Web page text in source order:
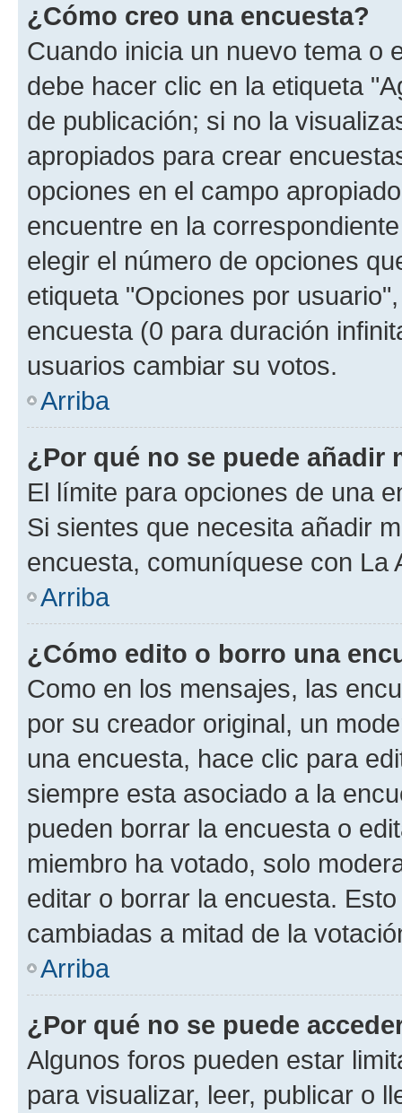
¿Cómo creo una encuesta?
Cuando inicia un nuevo tema o
debe hacer clic en la etiqueta
de publicación; si no la
apropiados para crear
opciones en el campo
encuentre en la
elegir el número de opciones
etiqueta "Opciones por
encuesta (0 para duración
usuarios cambiar su votos.
Arriba
¿Por qué no se puede añadir
El límite para opciones de una
Si sientes que necesita añadir
encuesta, comuníquese con La
Arriba
¿Cómo edito o borro una
Como en los mensajes, las
por su creador original, un
una encuesta, hace clic para
siempre esta asociado a la
pueden borrar la encuesta o
miembro ha votado, solo
editar o borrar la encuesta.
cambiadas a mitad de la
Arriba
¿Por qué no se puede
Algunos foros pueden estar
para visualizar, leer, publicar o